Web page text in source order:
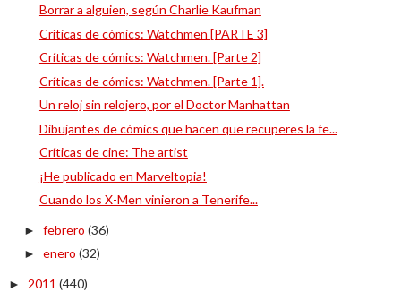
Borrar a alguien, según Charlie Kaufman
Críticas de cómics: Watchmen [PARTE 3]
Críticas de cómics: Watchmen. [Parte 2]
Críticas de cómics: Watchmen. [Parte 1].
Un reloj sin relojero, por el Doctor Manhattan
Dibujantes de cómics que hacen que recuperes la fe...
Críticas de cine: The artist
¡He publicado en Marveltopia!
Cuando los X-Men vinieron a Tenerife...
► febrero (36)
► enero (32)
► 2011 (440)